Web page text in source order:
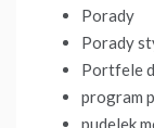
Porady
Porady
Portfele
program
pudelek